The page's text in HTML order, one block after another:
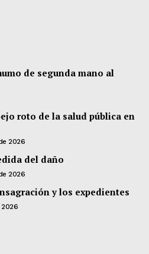
de segunda mano al
roto de la salud pública en
2026
del daño
2026
y los expedientes
2026